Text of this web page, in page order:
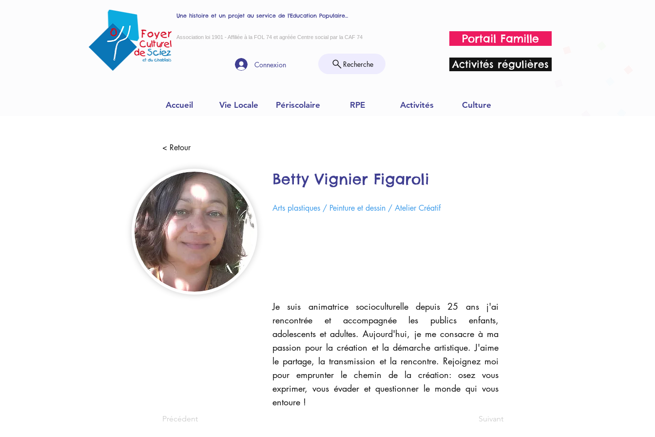
Une histoire et un projet au service de l'Education Populaire...
Association loi 1901 - Affiliée à la FOL 74 et agréée Centre social par la CAF 74
Connexion Recherche
Portail Famille
Activités régulières
Accueil Vie Locale Périscolaire RPE Activités Culture
< Retour
Betty Vignier Figaroli
Arts plastiques / Peinture et dessin / Atelier Créatif
Je suis animatrice socioculturelle depuis 25 ans j'ai
rencontrée et accompagnée les publics enfants,
adolescents et adultes. Aujourd'hui, je me consacre à ma
passion pour la création et la démarche artistique. J'aime
le partage, la transmission et la rencontre. Rejoignez moi
pour emprunter le chemin de la création: osez vous
exprimer, vous évader et questionner le monde qui vous
entoure !
Précédent Suivant